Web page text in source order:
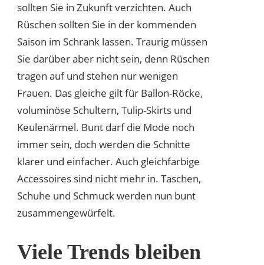
sollten Sie in Zukunft verzichten. Auch
Rüschen sollten Sie in der kommenden
Saison im Schrank lassen. Traurig müssen
Sie darüber aber nicht sein, denn Rüschen
tragen auf und stehen nur wenigen
Frauen. Das gleiche gilt für Ballon-Röcke,
voluminöse Schultern, Tulip-Skirts und
Keulenärmel. Bunt darf die Mode noch
immer sein, doch werden die Schnitte
klarer und einfacher. Auch gleichfarbige
Accessoires sind nicht mehr in. Taschen,
Schuhe und Schmuck werden nun bunt
zusammengewürfelt.
Viele Trends bleiben